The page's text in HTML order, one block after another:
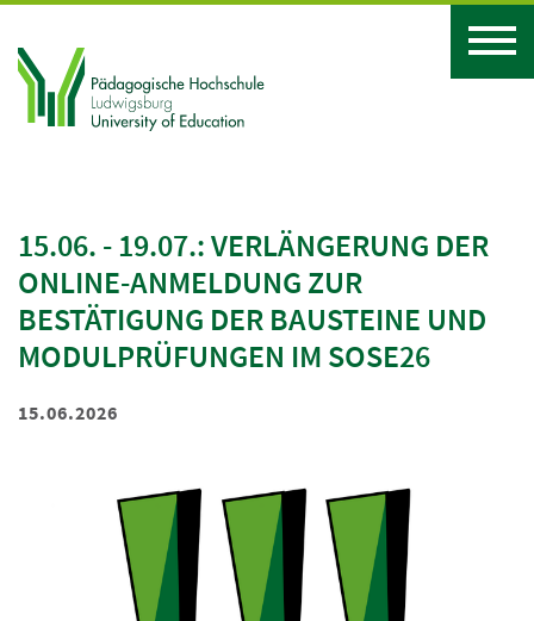
15.06. - 19.07.: VERLÄNGERUNG DER
ONLINE-ANMELDUNG ZUR
BESTÄTIGUNG DER BAUSTEINE UND
MODULPRÜFUNGEN IM SOSE26
15.06.2026